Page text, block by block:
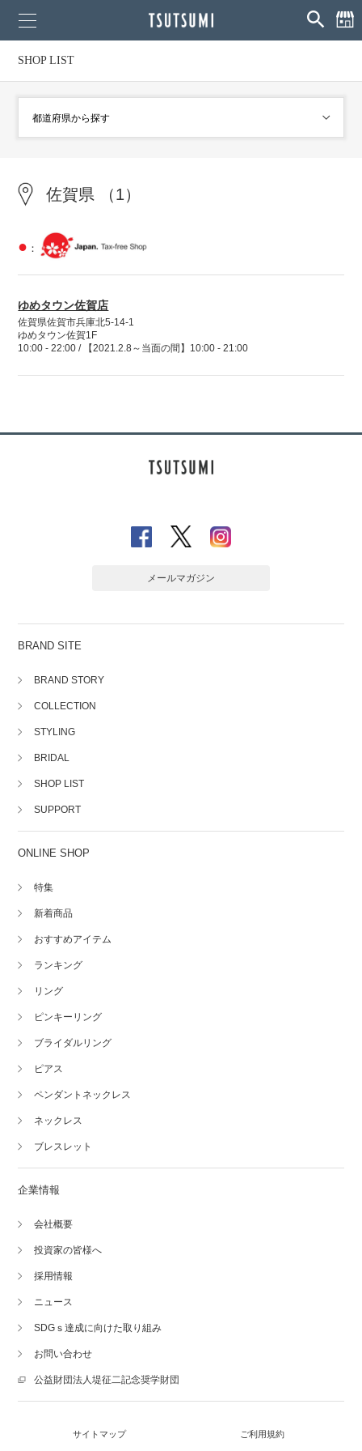
SHOP LIST
佐賀県 （1）
● ：
ゆめタウン佐賀店
佐賀県佐賀市兵庫北5-14-1
ゆめタウン佐賀1F
10:00 - 22:00 / 【2021.2.8～当面の間】10:00 - 21:00
メールマガジン
BRAND SITE
BRAND STORY
COLLECTION
STYLING
BRIDAL
SHOP LIST
SUPPORT
ONLINE SHOP
特集
新着商品
おすすめアイテム
ランキング
リング
ピンキーリング
ブライダルリング
ピアス
ペンダントネックレス
ネックレス
ブレスレット
企業情報
会社概要
投資家の皆様へ
採用情報
ニュース
SDGｓ達成に向けた取り組み
お問い合わせ
公益財団法人堤征二記念奨学財団
サイトマップ ご利用規約